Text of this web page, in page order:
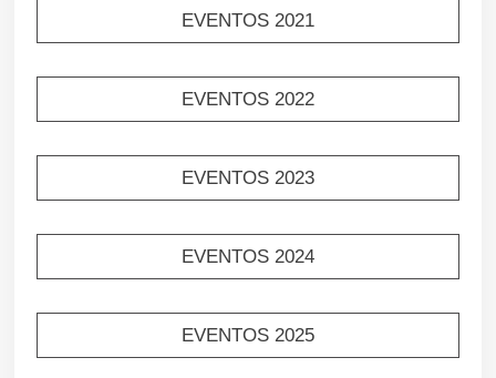
EVENTOS 2021
EVENTOS 2022
EVENTOS 2023
EVENTOS 2024
EVENTOS 2025